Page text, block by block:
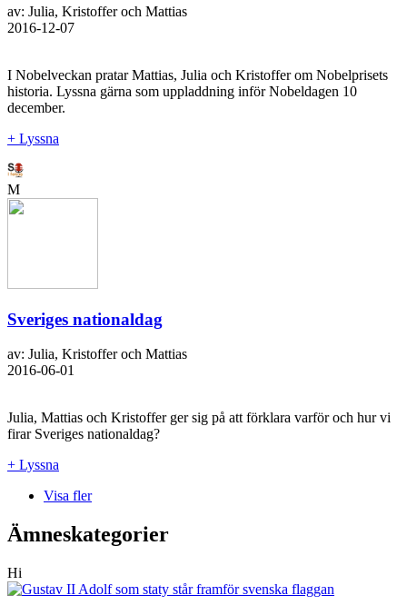
av: Julia, Kristoffer och Mattias
2016-12-07
I Nobelveckan pratar Mattias, Julia och Kristoffer om Nobelprisets
historia. Lyssna gärna som uppladdning inför Nobeldagen 10
december.
+ Lyssna
M
Sveriges nationaldag
av: Julia, Kristoffer och Mattias
2016-06-01
Julia, Mattias och Kristoffer ger sig på att förklara varför och hur vi
firar Sveriges nationaldag?
+ Lyssna
Visa fler
Ämneskategorier
Hi